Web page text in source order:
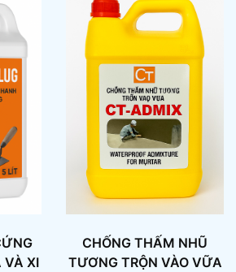
VÀ XI
CHỐNG THẤM NHŨ
TƯƠNG TRỘN VÀO VỮA